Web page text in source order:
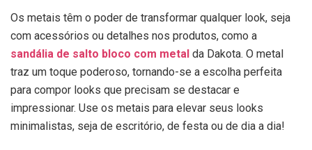
Os metais têm o poder de transformar qualquer look, seja
com acessórios ou detalhes nos produtos, como a
sandália de salto bloco com metal da Dakota. O metal
traz um toque poderoso, tornando-se a escolha perfeita
para compor looks que precisam se destacar e
impressionar. Use os metais para elevar seus looks
minimalistas, seja de escritório, de festa ou de dia a dia!